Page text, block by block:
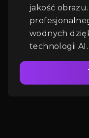
jakość
wodnych
technologii AI.